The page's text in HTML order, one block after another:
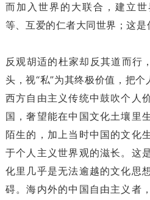
而加入世界的大联合，建立
等、互爱的仁者大同世界；这是
反观胡适的杜家却反其道而行
头，视“私”为其终极价值，把
西方自由主义传统中鼓吹个人
国，奢望能在中国文化土壤里
陌生的，加上当时中国的文化
于个人主义世界观的滋长。这
化里几乎是无法逾越的文化思
碍。海内外的中国自由主义者